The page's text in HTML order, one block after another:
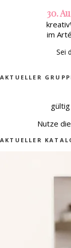
30.
im
Sei
AKTUELLER
Nutze
AKTUELLER